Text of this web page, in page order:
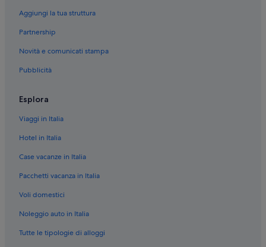
Aggiungi la tua struttura
Partnership
Novità e comunicati stampa
Pubblicità
Esplora
Viaggi in Italia
Hotel in Italia
Case vacanze in Italia
Pacchetti vacanza in Italia
Voli domestici
Noleggio auto in Italia
Tutte le tipologie di alloggi